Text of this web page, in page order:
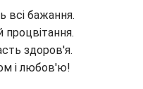
всі бажання.
процвітання.
здоров'я.
і любов'ю!